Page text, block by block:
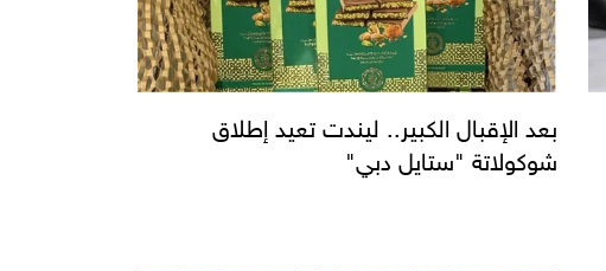
بعد الإقبال الكبير.. ليندت تعيد إطلاق
شوكولاتة "ستايل دبي"